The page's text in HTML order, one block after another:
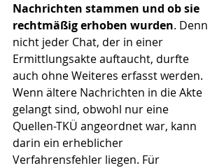
Nachrichten stammen und ob sie
rechtmäßig erhoben wurden. Denn
nicht jeder Chat, der in einer
Ermittlungsakte auftaucht, durfte
auch ohne Weiteres erfasst werden.
Wenn ältere Nachrichten in die Akte
gelangt sind, obwohl nur eine
Quellen-TKÜ angeordnet war, kann
darin ein erheblicher
Verfahrensfehler liegen. Für